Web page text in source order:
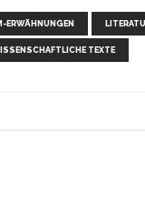
ERWÄHNUNGEN
TEXTE